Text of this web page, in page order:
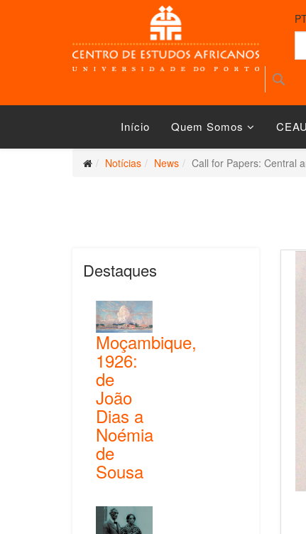
Início Quem Somos
Notícias News Call for Papers: Central
Destaques
Moçambique,
1926:
de
João
Dias a
Noémia
de
Sousa